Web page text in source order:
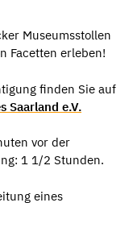
Museumsstollen
Facetten erleben!
finden Sie auf
Saarland e.V.
vor der
1 1/2 Stunden.
eines